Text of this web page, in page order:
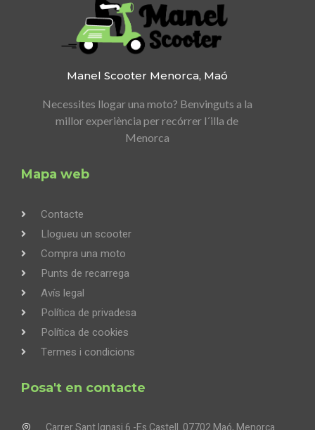
Manel Scooter Menorca, Maó
Necessites llogar una moto? Benvinguts a la
millor experiència per recórrer l´illa de
Menorca
Mapa web
Contacte
Llogueu un scooter
Compra una moto
Punts de recarrega
Avís legal
Política de privadesa
Política de cookies
Termes i condicions
Posa't en contacte